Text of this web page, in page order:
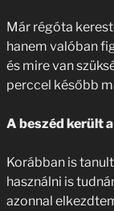
Már régóta
hanem valóban
és mire van
perccel később
A beszéd került
Korábban is
használni is
azonnal